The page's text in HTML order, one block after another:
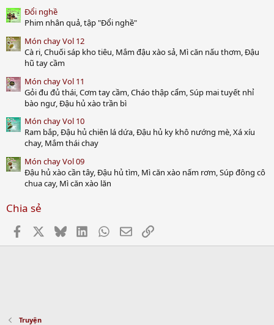
Đổi nghề
Phim nhân quả, tập "Đổi nghề"
Món chay Vol 12
Cà ri, Chuối sáp kho tiêu, Mắm đậu xào sả, Mì căn nấu thơm, Đậu
hũ tay cầm
Món chay Vol 11
Gỏi đu đủ thái, Cơm tay cầm, Cháo thập cẩm, Súp mai tuyết nhỉ
bào ngư, Đậu hủ xào trần bì
Món chay Vol 10
Ram bắp, Đậu hủ chiên lá dứa, Đậu hủ ky khô nướng mè, Xá xíu
chay, Mắm thái chay
Món chay Vol 09
Đậu hủ xào cần tây, Đậu hủ tìm, Mì căn xào nấm rơm, Súp đông cô
chua cay, Mì căn xào lăn
Chia sẻ
Facebook BlueskyLinkedInWhatsApp
EmailLink
Truyện